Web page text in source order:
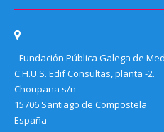
- Fundación Pública Galega de
C.H.U.S. Edif Consultas, planta -2.
Choupana s/n
15706 Santiago de Compostela
España